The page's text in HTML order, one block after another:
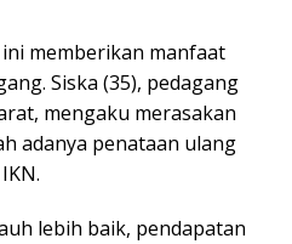
memberikan manfaat
Siska (35), pedagang
mengaku merasakan
adanya penataan ulang
lebih baik, pendapatan